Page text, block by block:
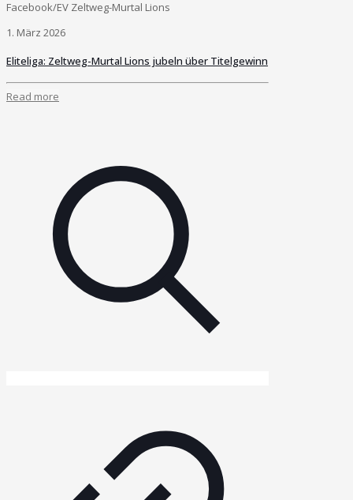
Facebook/EV Zeltweg-Murtal Lions
1. März 2026
Eliteliga: Zeltweg-Murtal Lions jubeln über Titelgewinn
Read more